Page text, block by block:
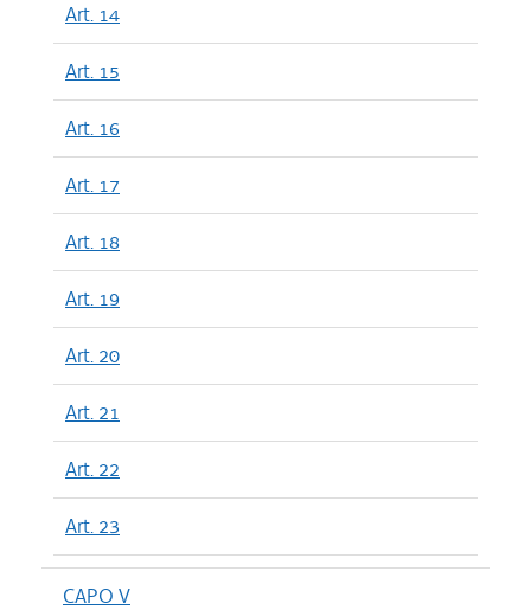
Art. 14
Art. 15
Art. 16
Art. 17
Art. 18
Art. 19
Art. 20
Art. 21
Art. 22
Art. 23
CAPO V